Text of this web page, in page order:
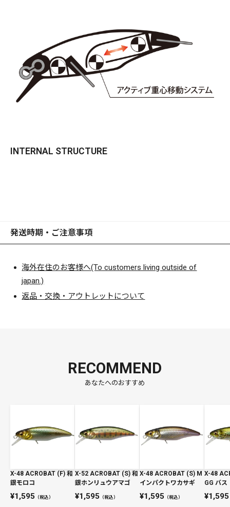
INTERNAL STRUCTURE
発送時期・ご注意事項
海外在住のお客様へ(To customers living outside of
japan.)
返品・交換・アウトレットについて
RECOMMEND
あなたへのおすすめ
X-48 ACROBAT (F) 和
銀モロコ
1,595 （税込）
X-52 ACROBAT (S) 和
銀ホンリュウアマゴ
1,595（税込）
X-48 ACROBAT (S) M
インパクトワカサギ
1,595（税込）
X-48
GG バス
1,595